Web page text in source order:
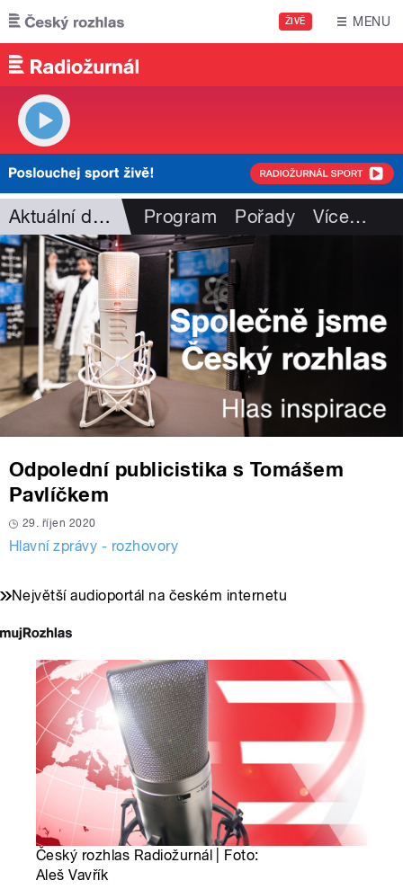
Přejít k hlavnímu obsahu
ŽIVĚ MENU
Aktuální dění Program Pořady Více…
Odpolední publicistika s Tomášem
Pavlíčkem
29. říjen 2020
Hlavní zprávy - rozhovory
Největší audioportál na českém internetu
Český rozhlas Radiožurnál | Foto:
Aleš Vavřík